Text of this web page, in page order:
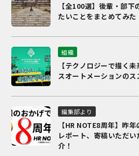
【全100選】後輩・部
たいことをまとめてみた
組織
【テクノロジーで描く
スオートメーションのス
編集部より
【HR NOTE8周年】昨
レポート、寄稿いただ
介！